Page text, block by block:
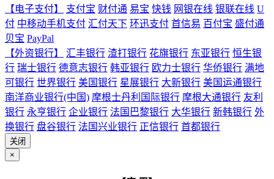
【电子支付】
支付宝 财付通 易宝 快钱 网银在线 银联在线 U
付 中移动手机支付 汇付天下 环迅支付 首信易 百付宝 盛付通
贝宝 PayPal
【外资银行】
汇丰银行 渣打银行 花旗银行 东亚银行 恒生银
行 瑞士银行 德意志银行 韩亚银行 欧力士银行 华侨银行 满地
可银行 世界银行 美国银行 星展银行 大新银行 美国运通银行
南洋商业银行(中国) 摩根士丹利国际银行 摩根大通银行 友利
银行 永亨银行 企业银行 法国巴黎银行 大华银行 新韩银行 外
换银行 盘谷银行 法国兴业银行 正信银行 首都银行
关闭
×